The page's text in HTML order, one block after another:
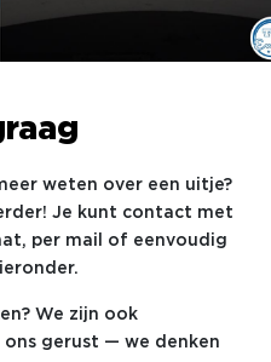
weten over een uitje?
Je kunt contact met
per mail of eenvoudig
We zijn ook
gerust — we denken